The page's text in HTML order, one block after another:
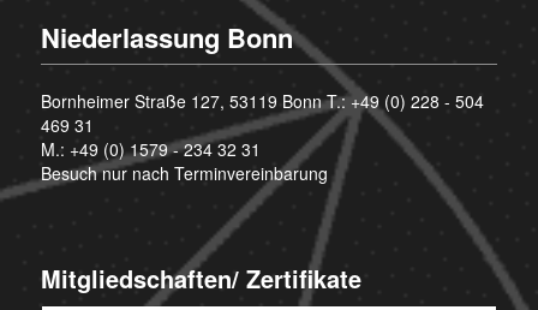
Niederlassung Bonn
Bornheimer Straße 127, 53119 Bonn T.:+49 (0) 228 - 504
469 31
M.: +49 (0) 1579 - 234 32 31
Besuch nur nach Terminvereinbarung
Mitgliedschaften/ Zertifikate